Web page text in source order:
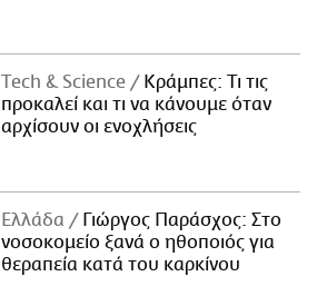
Τech & Science
Κράμπες: Τι τις
προκαλεί και τι να κάνουμε όταν
αρχίσουν οι ενοχλήσεις
Ελλάδα
Γιώργος Παράσχος: Στο
νοσοκομείο ξανά ο ηθοποιός για
θεραπεία κατά του καρκίνου